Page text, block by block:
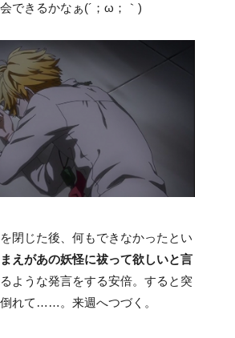
できるかなぁ(´；ω；｀)
閉じた後、何もできなかったとい
えがあの妖怪に祓って欲しいと言
ような発言をする安倍。すると突
れて……。来週へつづく。